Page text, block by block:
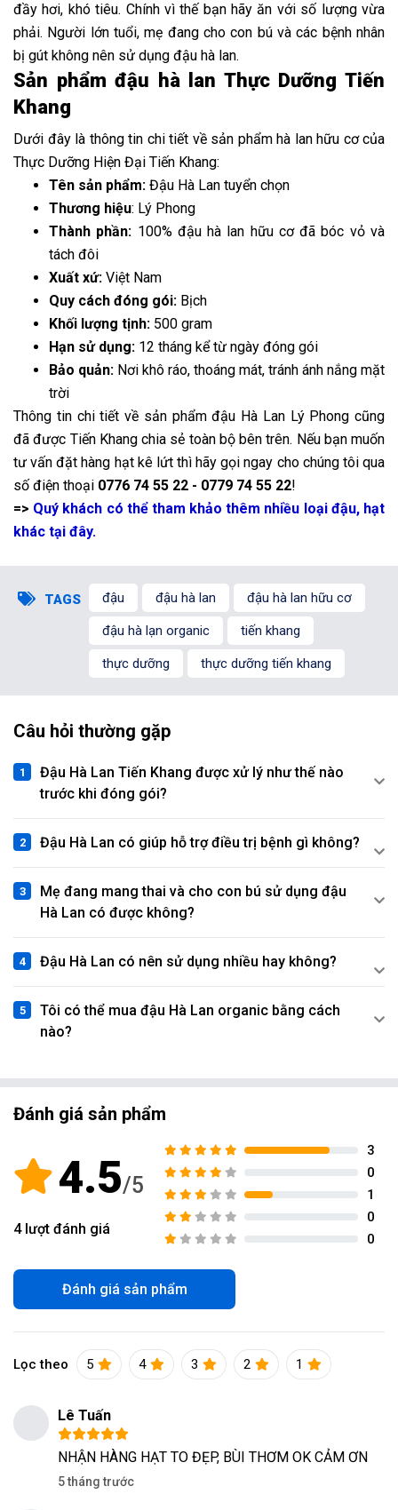
đầy hơi, khó tiêu. Chính vì thế bạn hãy ăn với số lượng vừa
phải. Người lớn tuổi, mẹ đang cho con bú và các bệnh nhân
bị gút không nên sử dụng đậu hà lan.
Sản phẩm đậu hà lan Thực Dưỡng Tiến
Khang
Dưới đây là thông tin chi tiết về sản phẩm hà lan hữu cơ của
Thực Dưỡng Hiện Đại Tiến Khang:
Tên sản phẩm: Đậu Hà Lan tuyển chọn
Thương hiệu: Lý Phong
Thành phần: 100% đậu hà lan hữu cơ đã bóc vỏ và
tách đôi
Xuất xứ: Việt Nam
Quy cách đóng gói: Bịch
Khối lượng tịnh: 500 gram
Hạn sử dụng: 12 tháng kể từ ngày đóng gói
Bảo quản: Nơi khô ráo, thoáng mát, tránh ánh nắng mặt
trời
Thông tin chi tiết về sản phẩm đậu Hà Lan Lý Phong cũng
đã được Tiến Khang chia sẻ toàn bộ bên trên. Nếu bạn muốn
tư vấn đặt hàng hạt kê lứt thì hãy gọi ngay cho chúng tôi qua
số điện thoại 0776 74 55 22 - 0779 74 55 22!
=> Quý khách có thể tham khảo thêm nhiều loại đậu, hạt
khác tại đây.
TAGS đậu đậu hà lan đậu hà lan hữu cơ
đậu hà lạn organic tiến khang
thực dưỡng thực dưỡng tiến khang
Câu hỏi thường gặp
Đậu Hà Lan Tiến Khang được xử lý như thế nào
trước khi đóng gói?
Đậu Hà Lan có giúp hỗ trợ điều trị bệnh gì không?
Mẹ đang mang thai và cho con bú sử dụng đậu
Hà Lan có được không?
Đậu Hà Lan có nên sử dụng nhiều hay không?
Tôi có thể mua đậu Hà Lan organic bằng cách
nào?
Đánh giá sản phẩm
4.5
4lượt đánh giá
3
0
1
0
0
Đánh giá sản phẩm
Lọc theo 5 4 3 2 1
Lê Tuấn
NHẬN HÀNG HẠT TO ĐẸP, BÙI THƠM OK CẢM ƠN
5 tháng trước